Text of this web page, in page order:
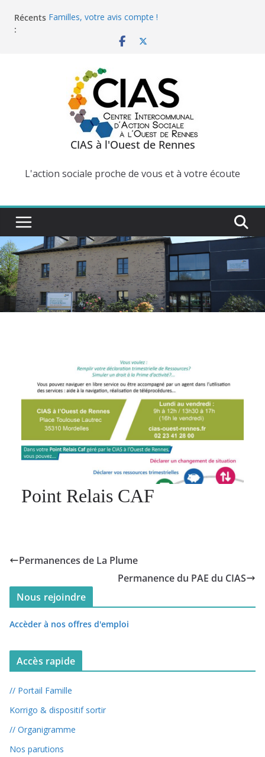
Récents
:
Familles, votre avis compte !
Registre des personnes vulnérables
Programme Maison des Parents de juillet 2026
CIAS à l'Ouest de Rennes
L'action sociale proche de vous et à votre écoute
Point Relais CAF
Permanences de La Plume
Permanence du PAE du CIAS
Nous rejoindre
Accèder à nos offres d'emploi
Accès rapide
// Portail Famille
Korrigo & dispositif sortir
// Organigramme
Nos parutions